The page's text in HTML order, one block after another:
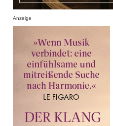
Anzeige